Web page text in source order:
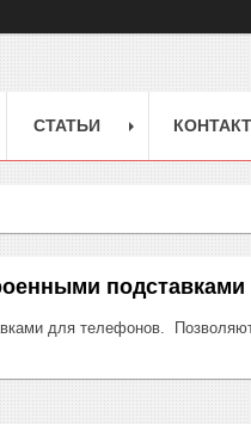
СТАТЬИ
для телефонов.